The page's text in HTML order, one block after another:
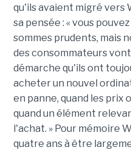
qu'ils avaient migré vers
sa pensée : « vous
sommes prudents, mais
des consommateurs
démarche qu'ils ont
acheter un nouvel
en panne, quand les prix
quand un élément
l'achat. » Pour mémoire
quatre ans à être